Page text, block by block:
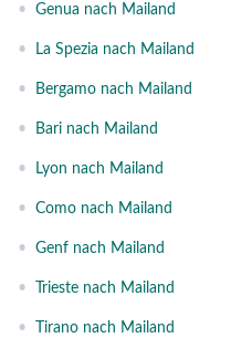
• Genua nach Mailand
• La Spezia nach Mailand
• Bergamo nach Mailand
• Bari nach Mailand
• Lyon nach Mailand
• Como nach Mailand
• Genf nach Mailand
• Trieste nach Mailand
• Tirano nach Mailand